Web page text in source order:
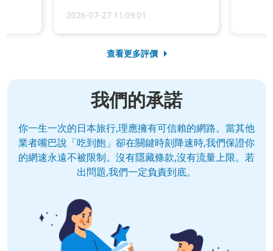
2026-07-27 11:09:01
查看更多評價
我們的承諾
你一生一次的日本旅行,理應擁有可信賴的網路。當其他
業者嘴巴說「吃到飽」卻在關鍵時刻降速時,我們保證你
的網速永遠不被限制。沒有隱藏條款,沒有流量上限。若
出問題,我們一定負責到底。